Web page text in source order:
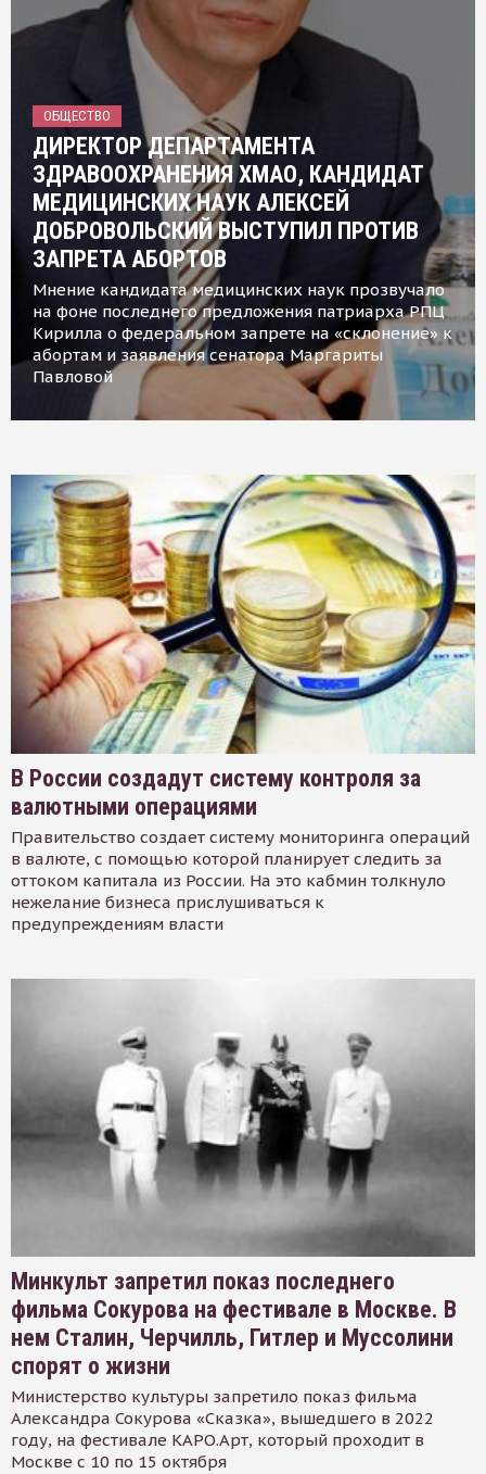
ОБЩЕСТВО
ДИРЕКТОР ДЕПАРТАМЕНТА
ЗДРАВООХРАНЕНИЯ ХМАО, КАНДИДАТ
МЕДИЦИНСКИХ НАУК АЛЕКСЕЙ
ДОБРОВОЛЬСКИЙ ВЫСТУПИЛ ПРОТИВ
ЗАПРЕТА АБОРТОВ
Мнение кандидата медицинских наук прозвучало
на фоне последнего предложения патриарха РПЦ
Кирилла о федеральном запрете на «склонение» к
абортам и заявления сенатора Маргариты
Павловой
В России создадут систему контроля за
валютными операциями
Правительство создает систему мониторинга операций
в валюте, с помощью которой планирует следить за
оттоком капитала из России. На это кабмин толкнуло
нежелание бизнеса прислушиваться к
предупреждениям власти
Минкульт запретил показ последнего
фильма Сокурова на фестивале в Москве. В
нем Сталин, Черчилль, Гитлер и Муссолини
спорят о жизни
Министерство культуры запретило показ фильма
Александра Сокурова «Сказка», вышедшего в 2022
году, на фестивале КАРО.Арт, который проходит в
Москве с 10 по 15 октября